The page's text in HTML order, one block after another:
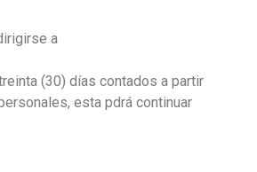
a
(30) días contados a partir
esta pdrá continuar